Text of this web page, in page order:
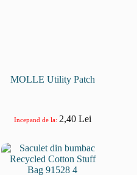
MOLLE Utility Patch
Incepand de la: 2,40 Lei